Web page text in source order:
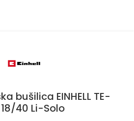
bušilica EINHELL TE-
40 Li-Solo